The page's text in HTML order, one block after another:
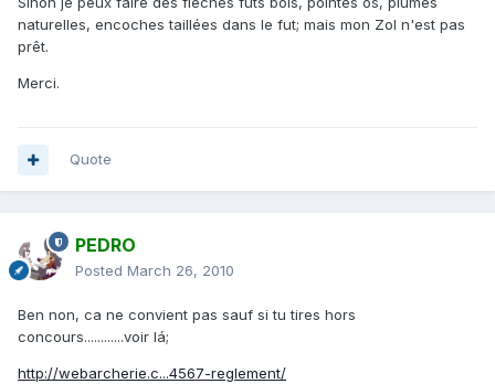
naturelles, encoches taillées dans le fut; mais mon Zol n'est pas
prêt.
Merci.
Quote
PEDRO
Posted March 26, 2010
Ben non, ca ne convient pas sauf si tu tires hors
concours............voir lá;
http://webarcherie.c...4567-reglement/